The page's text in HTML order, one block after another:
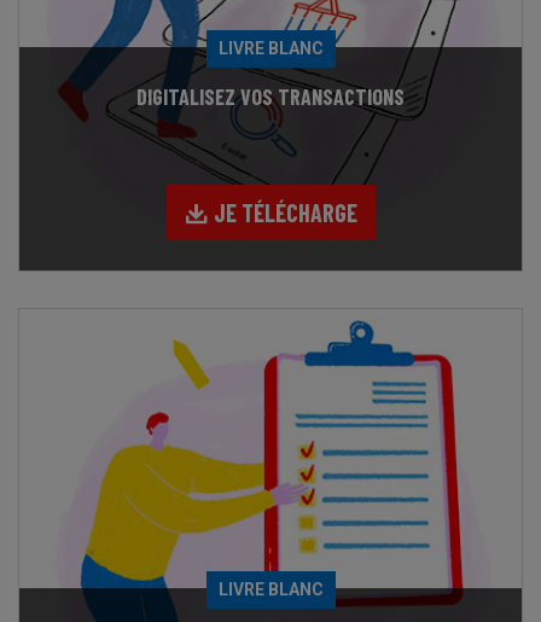
LIVRE BLANC
DIGITALISEZ VOS TRANSACTIONS
JE TÉLÉCHARGE
LIVRE BLANC